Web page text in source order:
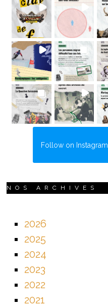
Follow on Instagram
NOS ARCHIVES
2026
2025
2024
2023
2022
2021